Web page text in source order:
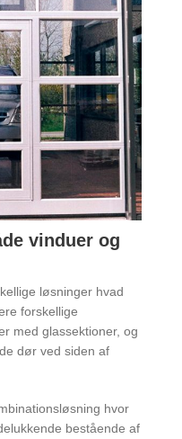
vinduer og
løsninger hvad
forskellige
med glassektioner, og
dør ved siden af
hvor
bestående af